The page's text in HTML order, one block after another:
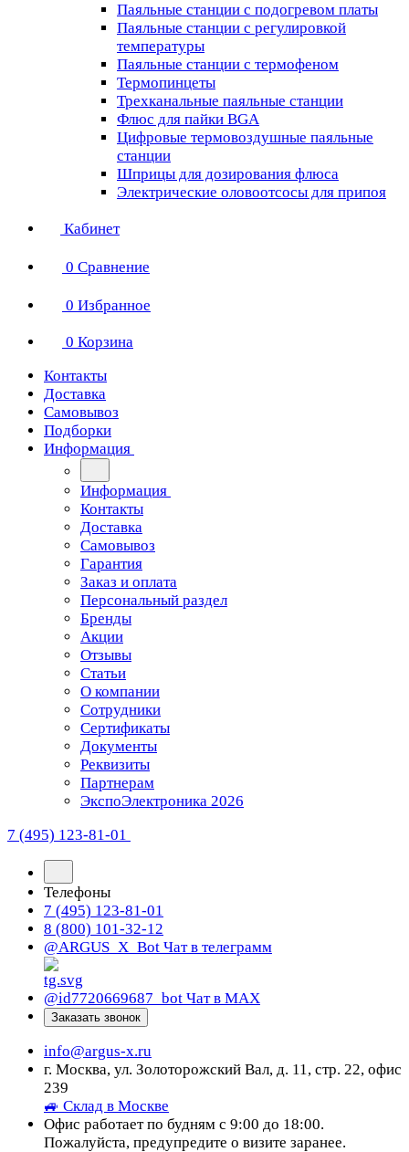
Паяльные станции с подогревом платы
Паяльные станции с регулировкой
температуры
Паяльные станции с термофеном
Термопинцеты
Трехканальные паяльные станции
Флюс для пайки BGA
Цифровые термовоздушные паяльные
станции
Шприцы для дозирования флюса
Электрические оловоотсосы для припоя
Кабинет
0 Сравнение
0 Избранное
0 Корзина
Контакты
Доставка
Самовывоз
Подборки
Информация
Информация
Контакты
Доставка
Самовывоз
Гарантия
Заказ и оплата
Персональный раздел
Бренды
Акции
Отзывы
Статьи
О компании
Сотрудники
Сертификаты
Документы
Реквизиты
Партнерам
ЭкспоЭлектроника 2026
7 (495) 123-81-01
Телефоны
7 (495) 123-81-01
8 (800) 101-32-12
@ARGUS_X_Bot Чат в телеграмм
@id7720669687_bot Чат в МАХ
Заказать звонок
info@argus-x.ru
г. Москва, ул. Золоторожский Вал, д. 11, стр. 22, офис
239
🚙 Склад в Москве
Офис работает по будням с 9:00 до 18:00.
Пожалуйста, предупредите о визите заранее.